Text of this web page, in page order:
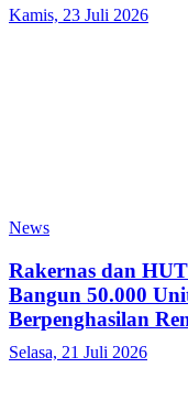
Kamis, 23 Juli 2026
News
Rakernas dan
Bangun 50.000
Berpenghasilan
Selasa, 21 Juli 2026